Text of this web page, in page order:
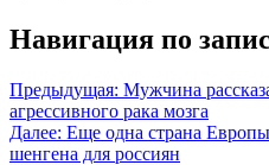
Навигация по
Предыдущая: Мужчина
агрессивного рака мозга
Далее: Еще одна страна
шенгена для россиян